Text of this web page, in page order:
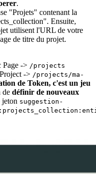
.
"Projets" contenant la
Ensuite,
utilisent l'URL de votre
de titre du projet.
Page -> /projects
-> /projects/ma-
de Token, c'est un jeu
de définir de nouveaux
jeton suggestion-